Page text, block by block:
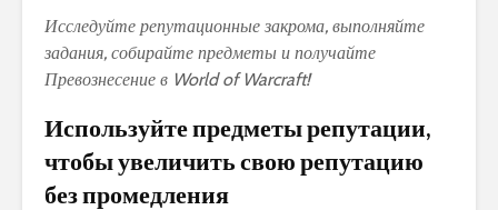
Исследуйте репутационные закрома, выполняйте
задания, собирайте предметы и получайте
Превознесение в World of Warcraft!
Используйте предметы репутации,
чтобы увеличить свою репутацию
без промедления